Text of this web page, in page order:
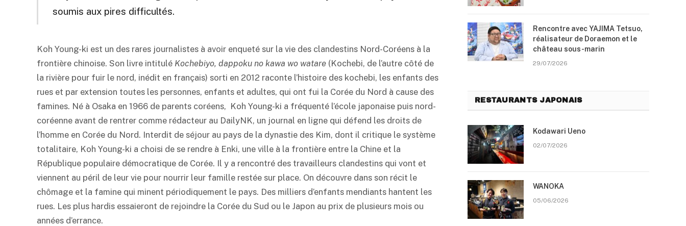
soumis aux pires difficultés.
Koh Young-ki est un des rares journalistes à avoir enqueté sur la vie des clandestins Nord-Coréens à la
frontière chinoise. Son livre intitulé Kochebiyo, dappoku no kawa wo watare (Kochebi, de l’autre côté de
la rivière pour fuir le nord, inédit en français) sorti en 2012 raconte l’histoire des kochebi, les enfants des
rues et par extension toutes les personnes, enfants et adultes, qui ont fui la Corée du Nord à cause des
famines. Né à Osaka en 1966 de parents coréens, Koh Young-ki a fréquenté l’école japonaise puis nord-
coréenne avant de rentrer comme rédacteur au DailyNK, un journal en ligne qui défend les droits de
l’homme en Corée du Nord. Interdit de séjour au pays de la dynastie des Kim, dont il critique le système
totalitaire, Koh Young-ki a choisi de se rendre à Enki, une ville à la frontière entre la Chine et la
République populaire démocratique de Corée. Il y a rencontré des travailleurs clandestins qui vont et
viennent au péril de leur vie pour nourrir leur famille restée sur place. On découvre dans son récit le
chômage et la famine qui minent périodiquement le pays. Des milliers d’enfants mendiants hantent les
rues. Les plus hardis essaieront de rejoindre la Corée du Sud ou le Japon au prix de plusieurs mois ou
années d’errance.
Rencontre avec YAJIMA Tetsuo,
réalisateur de Doraemon et le
château sous-marin
29/07/2026
RESTAURANTS JAPONAIS
Kodawari Ueno
02/07/2026
WANOKA
05/06/2026